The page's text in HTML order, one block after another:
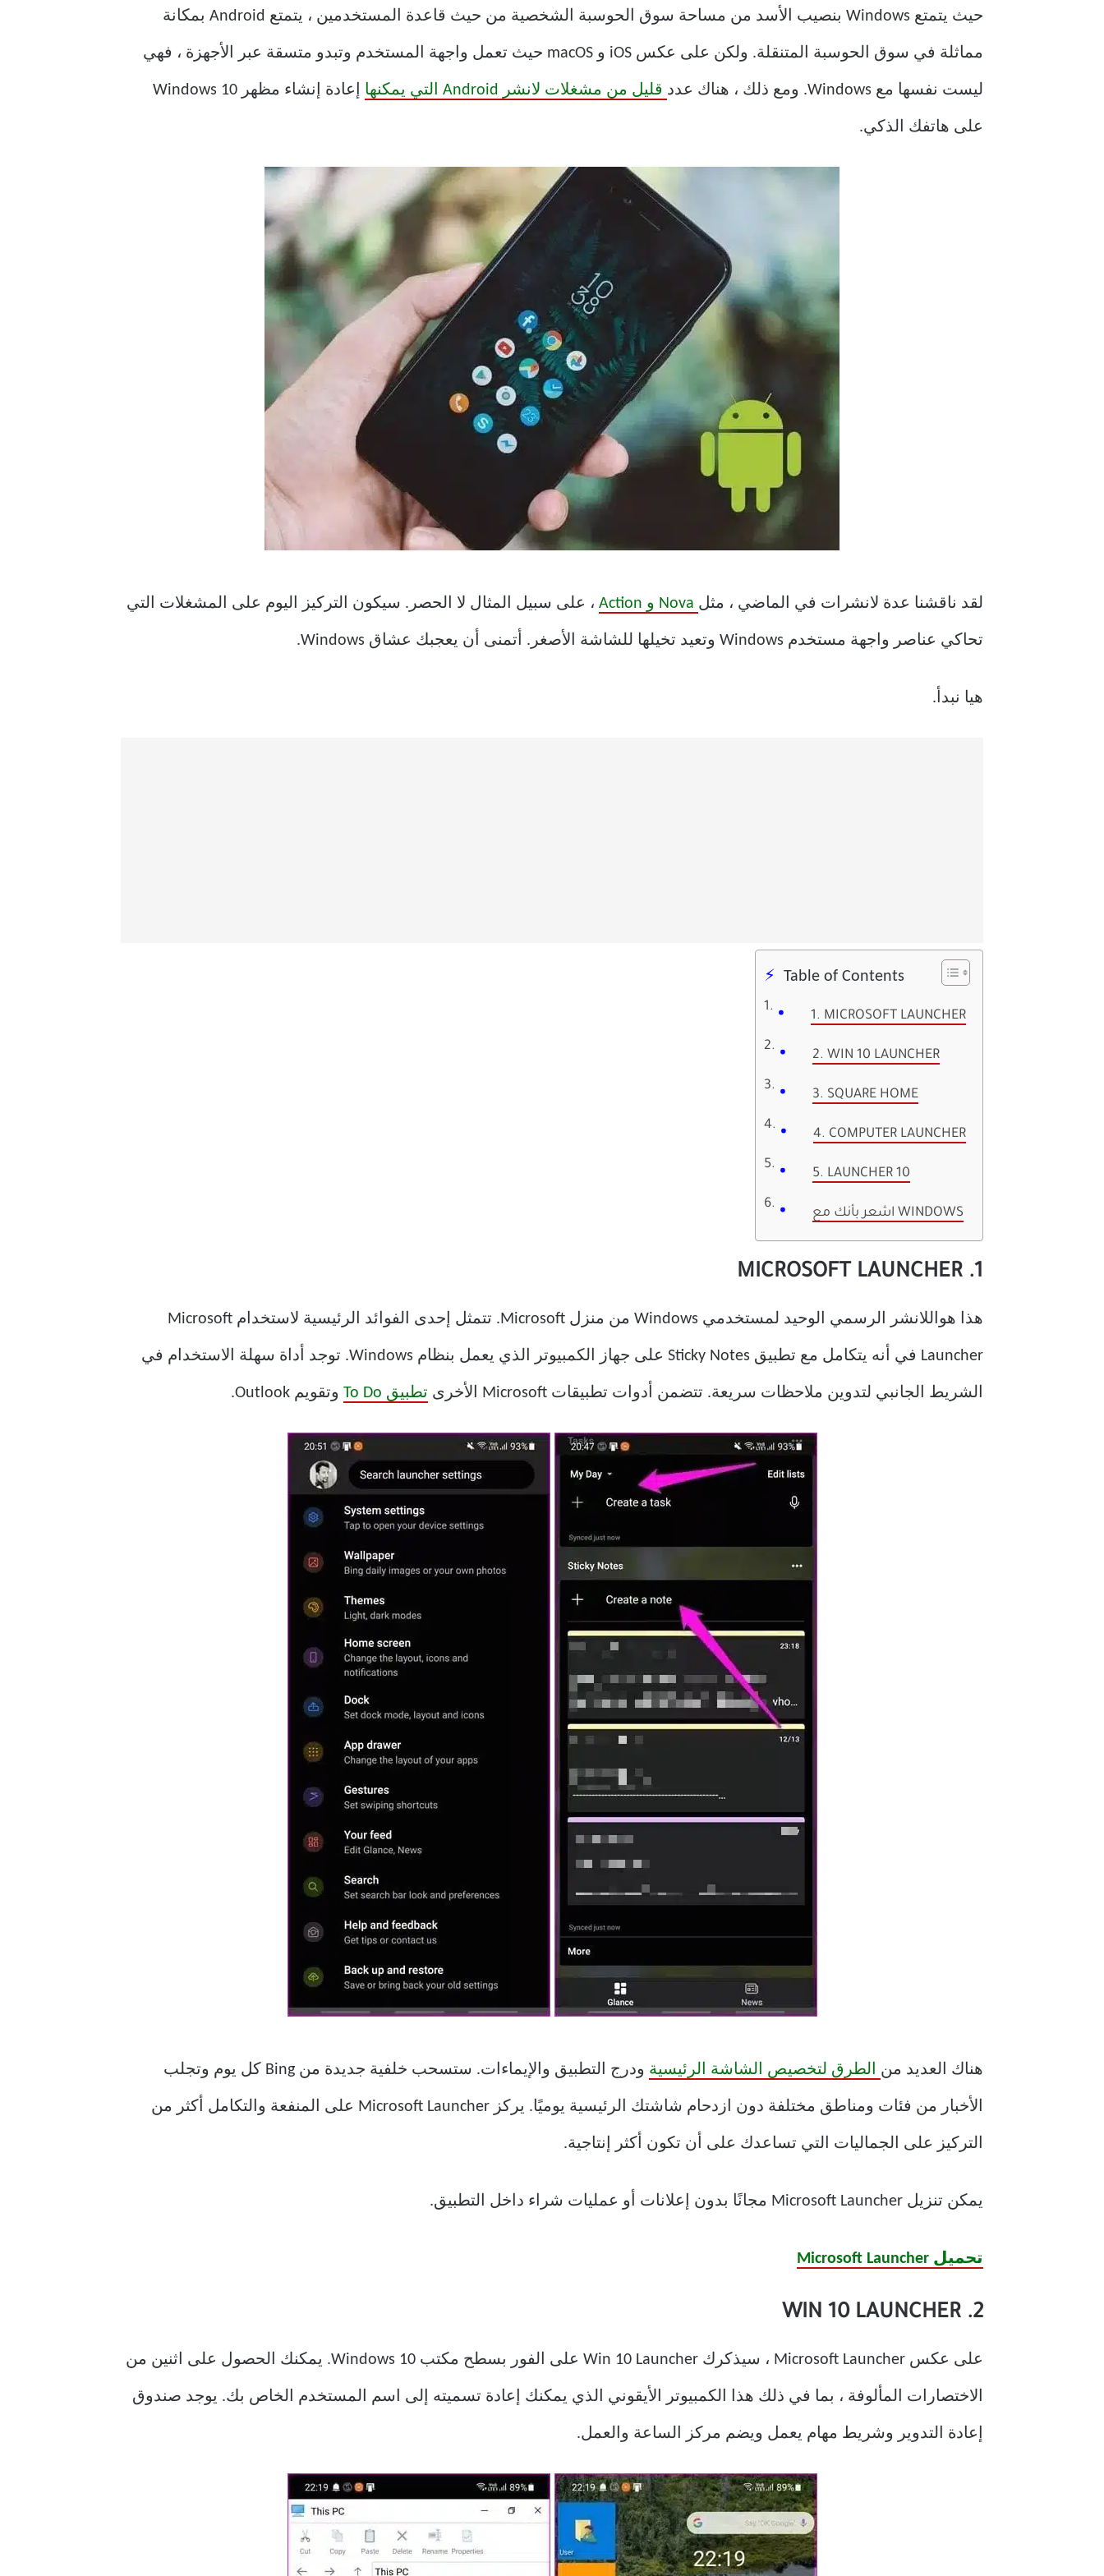
حيث يتمتع Windows بنصيب الأسد من مساحة سوق الحوسبة الشخصية من حيث قاعدة المستخدمين ، يتمتع Android بمكانة
مماثلة في سوق الحوسبة المتنقلة. ولكن على عكس iOS و macOS حيث تعمل واجهة المستخدم وتبدو متسقة عبر الأجهزة ، فهي
ليست نفسها مع Windows. ومع ذلك ، هناك عدد قليل من مشغلات لانشر Android التي يمكنها إعادة إنشاء مظهر Windows 10
على هاتفك الذكي.
لقد ناقشنا عدة لانشرات في الماضي ، مثل ، على سبيل المثال لا الحصر. سيكون التركيز اليوم على المشغلات التي
تحاكي عناصر واجهة مستخدم Windows وتعيد تخيلها للشاشة الأصغر. أتمنى أن يعجبك عشاق Windows.
هيا نبدأ.
Table of Contents
1. MICROSOFT LAUNCHER
2. WIN 10 LAUNCHER
3. SQUARE HOME
4. COMPUTER LAUNCHER
5. LAUNCHER 10
اشعر بأنك مع WINDOWS
1. MICROSOFT LAUNCHER
هذا هواللانشر الرسمي الوحيد لمستخدمي Windows من منزل Microsoft. تتمثل إحدى الفوائد الرئيسية لاستخدام Microsoft
Launcher في أنه يتكامل مع تطبيق Sticky Notes على جهاز الكمبيوتر الذي يعمل بنظام Windows. توجد أداة سهلة الاستخدام في
الشريط الجانبي لتدوين ملاحظات سريعة. تتضمن أدوات تطبيقات Microsoft الأخرى تطبيق To Do وتقويم Outlook.
هناك العديد من الطرق لتخصيص الشاشة الرئيسية ودرج التطبيق والإيماءات. ستسحب خلفية جديدة من Bing كل يوم وتجلب
الأخبار من فئات ومناطق مختلفة دون ازدحام شاشتك الرئيسية يوميًا. يركز Microsoft Launcher على المنفعة والتكامل أكثر من
التركيز على الجماليات التي تساعدك على أن تكون أكثر إنتاجية.
يمكن تنزيل Microsoft Launcher مجانًا بدون إعلانات أو عمليات شراء داخل التطبيق.
تحميل Microsoft Launcher
2. WIN 10 LAUNCHER
على عكس Microsoft Launcher ، سيذكرك Win 10 Launcher على الفور بسطح مكتب Windows 10. يمكنك الحصول على اثنين من
الاختصارات المألوفة ، بما في ذلك هذا الكمبيوتر الأيقوني الذي يمكنك إعادة تسميته إلى اسم المستخدم الخاص بك. يوجد صندوق
إعادة التدوير وشريط مهام يعمل ويضم مركز الساعة والعمل.